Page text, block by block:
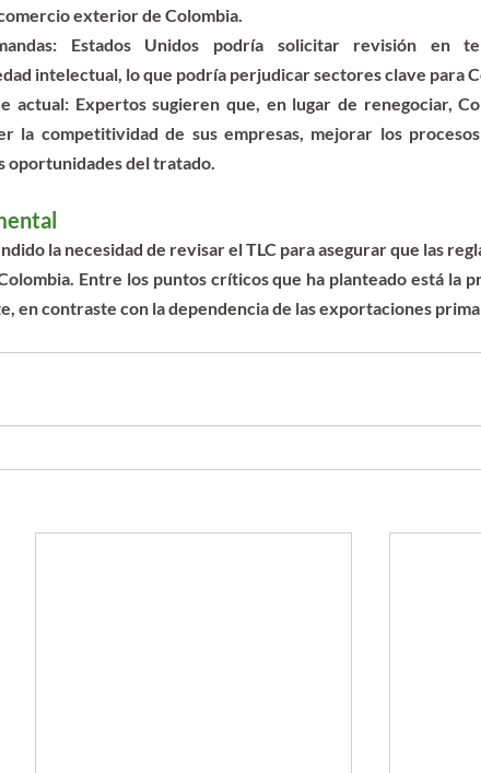
exterior de Colombia.
Estados Unidos podría solicitar revisión en
intelectual, lo que podría perjudicar sectores clave para
actual: Expertos sugieren que, en lugar de renegociar,
la competitividad de sus empresas, mejorar los
oportunidades del tratado.
la necesidad de revisar el TLC para asegurar que las
Entre los puntos críticos que ha planteado está la
en contraste con la dependencia de las exportaciones